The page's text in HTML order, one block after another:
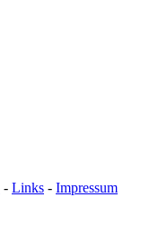
- Links - Impressum